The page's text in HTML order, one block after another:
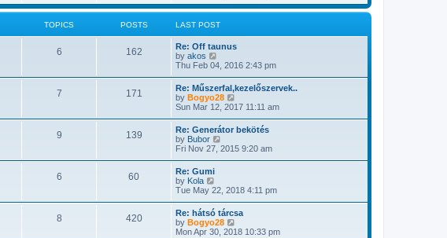
s
w
h
e
l
a
t
e
s
t
p
s
t
TOPICS POSTS LAST POST
6 162
Re: Off taunus
by akos
i
w
t
h
e
l
a
t
e
s
o
s
t
Thu Feb 04, 2016 2:43 pm
7 171
Re: Műszerfal,kezelőszervek..
by Bogyo28
i
w
t
h
e
l
e
s
t
p
o
Sun Mar 12, 2017 11:11 am
9 139
Re: Generátor bekötés
by Bubor
i
e
l
a
t
e
Fri Nov 27, 2015 9:20 am
6 60
Re: Gumi
by Kola
i
t
h
Tue May 22, 2018 4:11 pm
8 420
Re: hátsó tárcsa
by Bogyo28
i
Mon Apr 30, 2018 10:33 pm